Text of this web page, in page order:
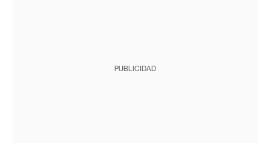
PUBLICIDAD